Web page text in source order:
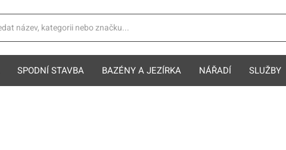
SPODNÍ STAVBA BAZÉNY A JEZÍRKA NÁŘADÍ SLUŽBY